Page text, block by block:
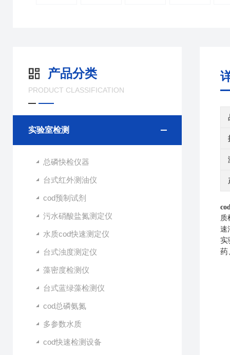
产品分类
PRODUCT CLASSIFICATION
实验室检测
总磷快检仪器
台式红外测油仪
cod预制试剂
污水硝酸盐氮测定仪
水质cod快速测定仪
台式浊度测定仪
藻密度检测仪
台式蓝绿藻检测仪
cod总磷氨氮
多参数水质
cod快速检测设备
质
速
实
药